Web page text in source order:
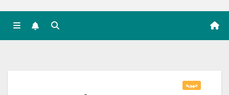
جهوية